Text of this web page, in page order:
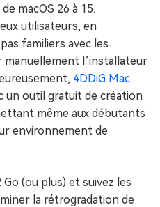
macOS 26 à 15.
utilisateurs, en
familiers avec les
manuellement l’installateur
4DDiG Mac
un outil gratuit de création
même aux débutants
environnement de
(ou plus) et suivez les
la rétrogradation de